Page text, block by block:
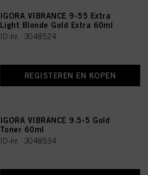
IGORA VIBRANCE 9-55 Extra
Light Blonde Gold Extra 60ml
ID-nr. 3048524
REGISTEREN EN KOPEN
IGORA VIBRANCE 9.5-5 Gold
Toner 60ml
ID-nr. 3048534